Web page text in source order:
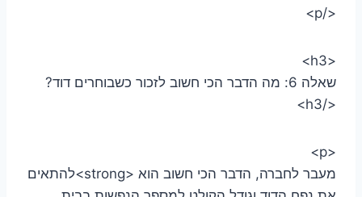
</p>
<h3>
שאלה 6: מה הדבר הכי חשוב לזכור כשבוחרים דוד?
</h3>
<p>
מעבר לחברה, הדבר הכי חשוב הוא <strong>להתאים